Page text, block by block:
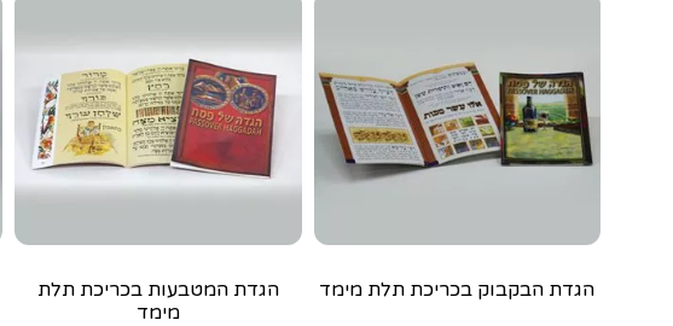
הגדת הבקבוק בכריכת תלת מימד
הגדת המטבעות בכריכת תלת
מימד